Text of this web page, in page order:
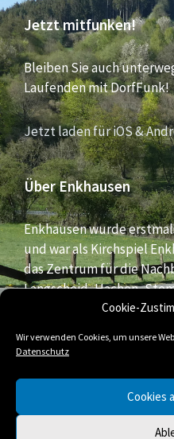
Cookie-
Wir verwenden Cookies, um unsere
Datenschutz
Cookies
Jetzt mitfunken!
Bleiben Sie auch
Laufenden mit DorfFunk!
Jetzt laden für iOS &
Über Enkhausen
Enkhausen wurde
und war als Kirchspiel
das Zentrum für die
Langscheid, Hachen,
Bauernschaften aus dem
Facebook